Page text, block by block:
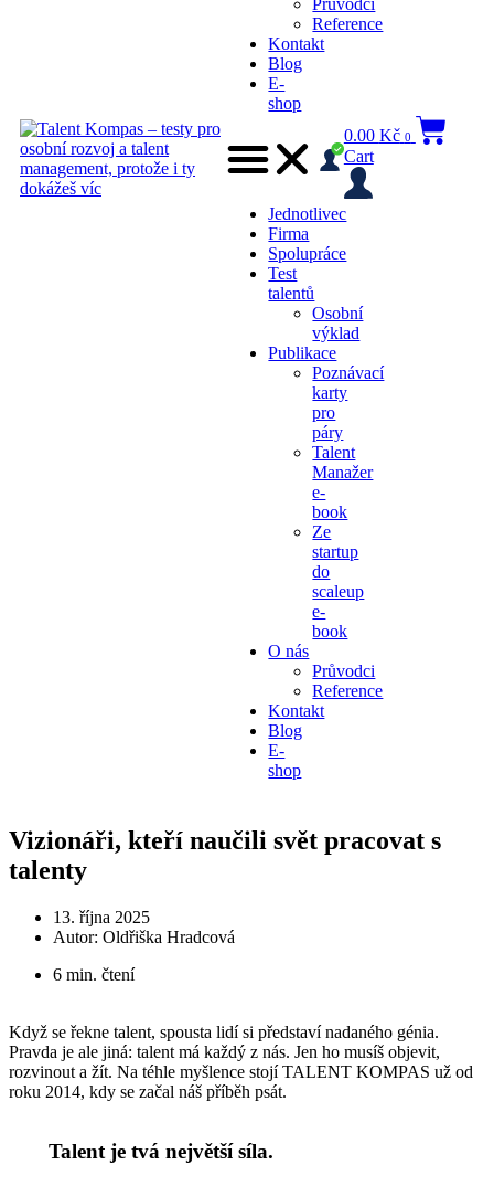
Průvodci
Reference
Kontakt
Blog
E-
shop
Jednotlivec
Firma
Spolupráce
Test
talentů
Osobní
výklad
Publikace
Poznávací
karty
pro
páry
Talent
Manažer
e-
book
Ze
startup
do
scaleup
e-
book
O nás
Průvodci
Reference
Kontakt
Blog
E-
shop
0.00 Kč 0
Cart
Vizionáři, kteří naučili svět pracovat s
talenty
13. října 2025
Autor: Oldřiška Hradcová
6 min. čtení
Když se řekne talent, spousta lidí si představí nadaného génia.
Pravda je ale jiná: talent má každý z nás. Jen ho musíš objevit,
rozvinout a žít. Na téhle myšlence stojí TALENT KOMPAS už od
roku 2014, kdy se začal náš příběh psát.
Talent je tvá největší síla.